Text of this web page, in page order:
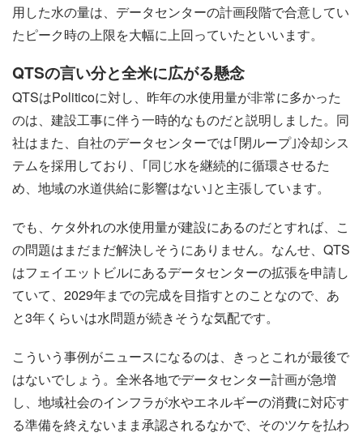
用した水の量は、データセンターの計画段階で合意してい
たピーク時の上限を大幅に上回っていたといいます。
QTSの言い分と全米に広がる懸念
QTSはPoliticoに対し、昨年の水使用量が非常に多かった
のは、建設工事に伴う一時的なものだと説明しました。同
社はまた、自社のデータセンターでは｢閉ループ｣冷却シス
テムを採用しており、｢同じ水を継続的に循環させるた
め、地域の水道供給に影響はない｣と主張しています。
でも、ケタ外れの水使用量が建設にあるのだとすれば、こ
の問題はまだまだ解決しそうにありません。なんせ、QTS
はフェイエットビルにあるデータセンターの拡張を申請し
ていて、2029年までの完成を目指すとのことなので、あ
と3年くらいは水問題が続きそうな気配です。
こういう事例がニュースになるのは、きっとこれが最後で
はないでしょう。全米各地でデータセンター計画が急増
し、地域社会のインフラが水やエネルギーの消費に対応す
る準備を終えないまま承認されるなかで、そのツケを払わ